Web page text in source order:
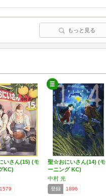
もっと見る
いさん(15) (モ
KC)
1579
聖☆おにいさん(14) (モ
ーニング KC)
中村 光
登録 1896